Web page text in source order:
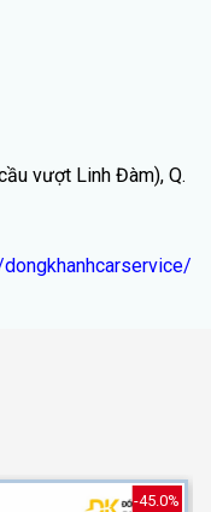
vượt Linh Đàm), Q.
-45.0%